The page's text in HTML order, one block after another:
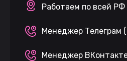
Работаем по всей РФ
Менеджер Телеграм
Менеджер